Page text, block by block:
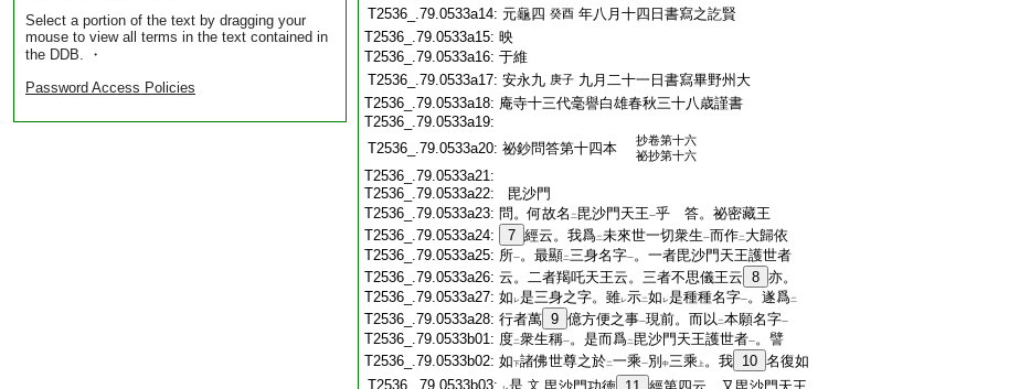
Select a portion of the text by dragging your
mouse to view all terms in the text contained in
the DDB. ・
Password Access Policies
T2536_.79.0533a14: 元龜四 癸酉 年八月十四日書寫之訖賢
T2536_.79.0533a15: 映
T2536_.79.0533a16: 于維
T2536_.79.0533a17: 安永九 庚子 九月二十一日書寫畢野州大
T2536_.79.0533a18: 庵寺十三代毫譽白雄春秋三十八歳謹書
T2536_.79.0533a19:
T2536_.79.0533a20: 祕鈔問答第十四本
抄卷第十六
祕抄第十六
T2536_.79.0533a21:
T2536_.79.0533a22:
毘沙門
T2536_.79.0533a23: 問。何故名 二 毘沙門天王一乎 答。祕密藏王
T2536_.79.0533a24:
7 經云。我爲二未來世一切衆生一而作二 大歸依
T2536_.79.0533a25: 所一。最顯二三身名字一。一者毘沙門天王護世者
T2536_.79.0533a26: 云。二者羯吒天王云。三者不思儀王云 8 亦。
T2536_.79.0533a27: 如 レ是三身之字。雖レ示二如 レ是種種名字一。遂爲二
T2536_.79.0533a28: 行者萬 9 億方便之事一現前。而以 二本願名字一
T2536_.79.0533b01: 度二衆生稱一。是而爲二 毘沙門天王護世者一。譬
T2536_.79.0533b02: 如下諸佛世尊之於二一乘一別 中三乘 上 。我 10 名復如
T2536_.79.0533b03:
是 文